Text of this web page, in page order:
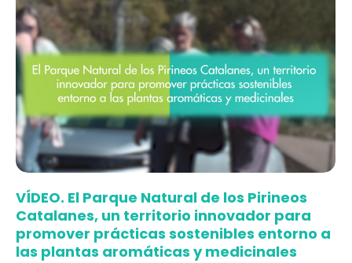
VÍDEO. El Parque Natural de los Pirineos
Catalanes, un territorio innovador para
promover prácticas sostenibles entorno a
las plantas aromáticas y medicinales